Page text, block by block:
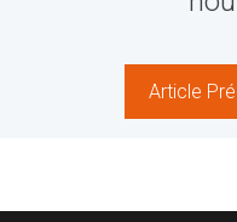
Article